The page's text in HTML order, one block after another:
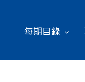
每期目錄